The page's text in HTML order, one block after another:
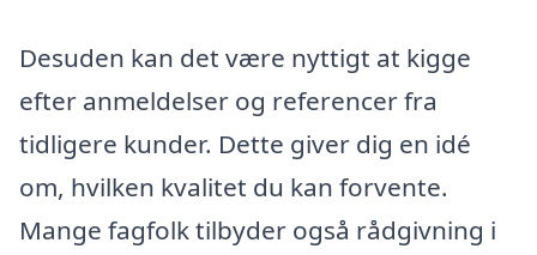
Desuden kan det være nyttigt at kigge
efter anmeldelser og referencer fra
tidligere kunder. Dette giver dig en idé
om, hvilken kvalitet du kan forvente.
Mange fagfolk tilbyder også rådgivning i